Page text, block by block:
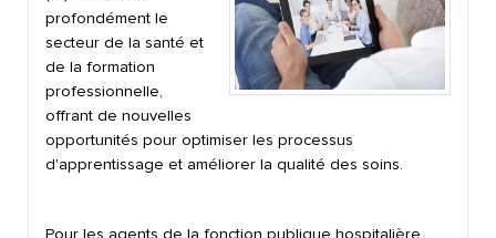
profondément le
secteur de la santé et
de la formation
professionnelle,
offrant de nouvelles
opportunités pour optimiser les processus
d'apprentissage et améliorer la qualité des soins.
Pour les agents de la fonction publique hospitalière,